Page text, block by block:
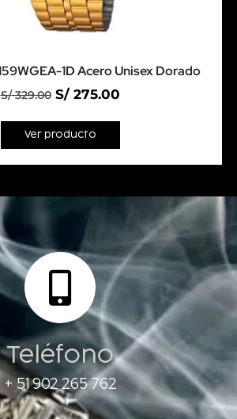
1D Acero Unisex Dorado
S/329.00 S/275.00
Ver producto
Teléfono
+ 51 902 265 762